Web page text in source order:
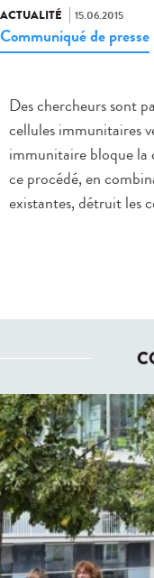
ACTUALITÉ 15.06.2015
Communiqué de presse
Des chercheurs sont
cellules immunitaires
immunitaire bloque la
ce procédé, en
existantes, détruit les